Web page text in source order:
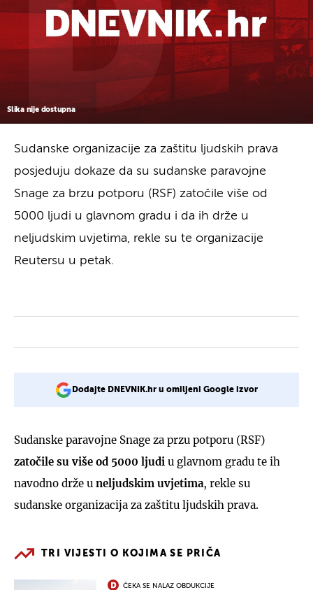
Slika nije dostupna
Sudanske organizacije za zaštitu ljudskih prava
posjeduju dokaze da su sudanske paravojne
Snage za brzu potporu (RSF) zatočile više od
5000 ljudi u glavnom gradu i da ih drže u
neljudskim uvjetima, rekle su te organizacije
Reutersu u petak.
Dodajte DNEVNIK.hr u omiljeni Google izvor
Sudanske paravojne Snage za przu potporu (RSF)
zatočile su više od 5000 ljudi u glavnom gradu te ih
navodno drže u neljudskim uvjetima, rekle su
sudanske organizacija za zaštitu ljudskih prava.
TRI VIJESTI O KOJIMA SE PRIČA
ČEKA SE NALAZ OBDUKCIJE